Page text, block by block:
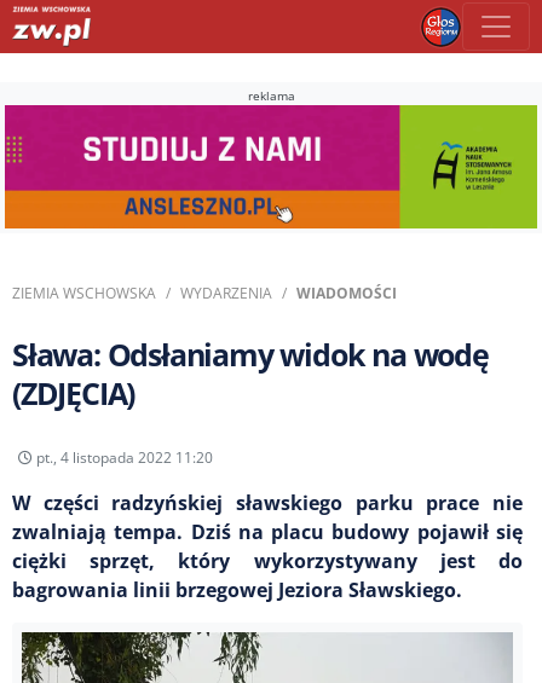
reklama
ZIEMIA WSCHOWSKA WYDARZENIA WIADOMOŚCI
Sława: Odsłaniamy widok na wodę
(ZDJĘCIA)
pt., 4 listopada 2022 11:20
W części radzyńskiej sławskiego parku prace nie
zwalniają tempa. Dziś na placu budowy pojawił się
ciężki sprzęt, który wykorzystywany jest do
bagrowania linii brzegowej Jeziora Sławskiego.